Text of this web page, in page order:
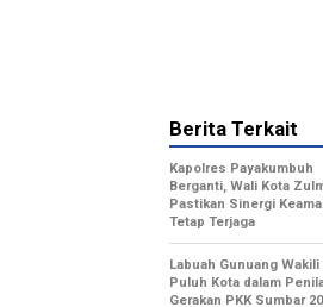
Berita Terkait
Kapolres Payakumbuh
Berganti, Wali Kota
Pastikan Sinergi
Tetap Terjaga
Labuah Gunuang Wakili
Puluh Kota dalam
Gerakan PKK Sumbar